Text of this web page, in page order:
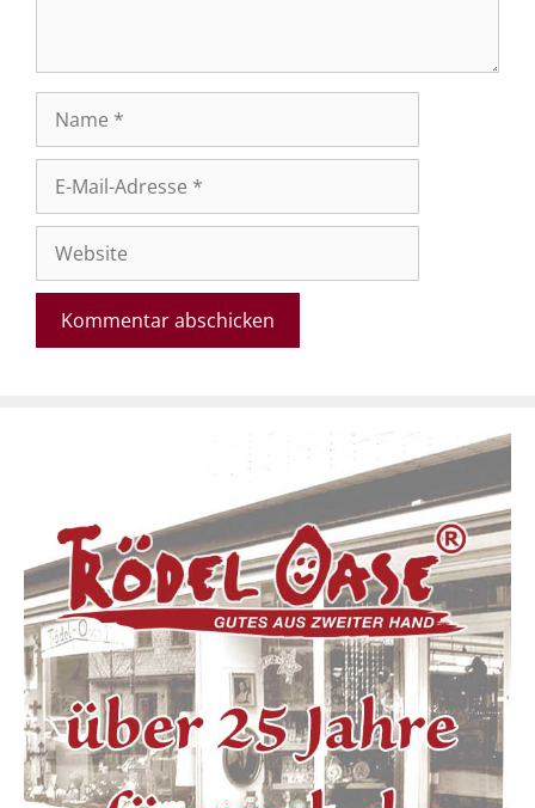
Mail-
Adresse
Website